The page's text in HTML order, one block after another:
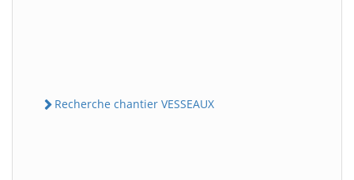
Recherche chantier VESSEAUX